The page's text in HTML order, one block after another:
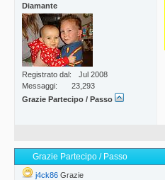
Diamante
Registrato dal
Jul 2008
Messaggi
23,293
Grazie Partecipo / Passo
Grazie Partecipo / Passo
j4ck86 Grazie